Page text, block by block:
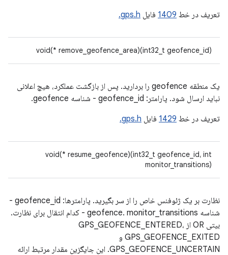
تعریف در خط 1409 فایل gps.h.
void(* remove_geofence_area)(int32_t geofence_id)
یک منطقه geofence را بردارید. پس از بازگشت عملکرد، هیچ اعلانی
نباید ارسال شود. پارامتر: geofence_id - شناسه geofence.
تعریف در خط 1429 فایل gps.h.
void(* resume_geofence)(int32_t geofence_id، int
monitor_transitions)
نظارت بر یک ژئوفنس خاص را از سر بگیرید. پارامترها: geofence_id -
شناسه geofence. monitor_transitions - کدام انتقال برای نظارت.
بیتی OR از GPS_GEOFENCE_ENTERED،
GPS_GEOFENCE_EXITED و
GPS_GEOFENCE_UNCERTAIN. این جایگزین مقدار مرتبط ارائه